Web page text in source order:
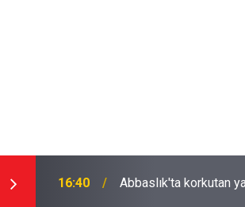
16:40 Abbaslık'ta korkutan